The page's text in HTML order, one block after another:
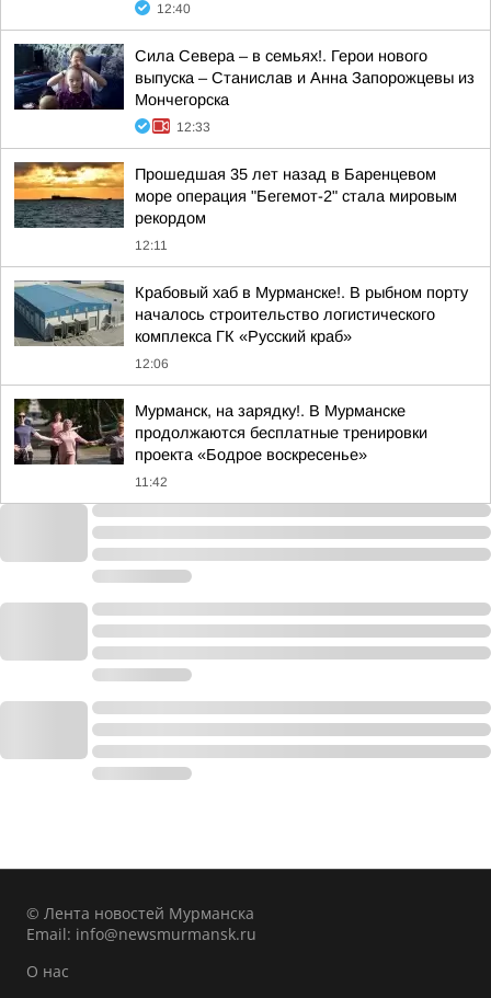
12:40
Сила Севера – в семьях!. Герои нового
выпуска – Станислав и Анна Запорожцевы из
Мончегорска
12:33
Прошедшая 35 лет назад в Баренцевом
море операция "Бегемот-2" стала мировым
рекордом
12:11
Крабовый хаб в Мурманске!. В рыбном порту
началось строительство логистического
комплекса ГК «Русский краб»
12:06
Мурманск, на зарядку!. В Мурманске
продолжаются бесплатные тренировки
проекта «Бодрое воскресенье»
11:42
© Лента новостей Мурманска
Email: info@newsmurmansk.ru
О нас